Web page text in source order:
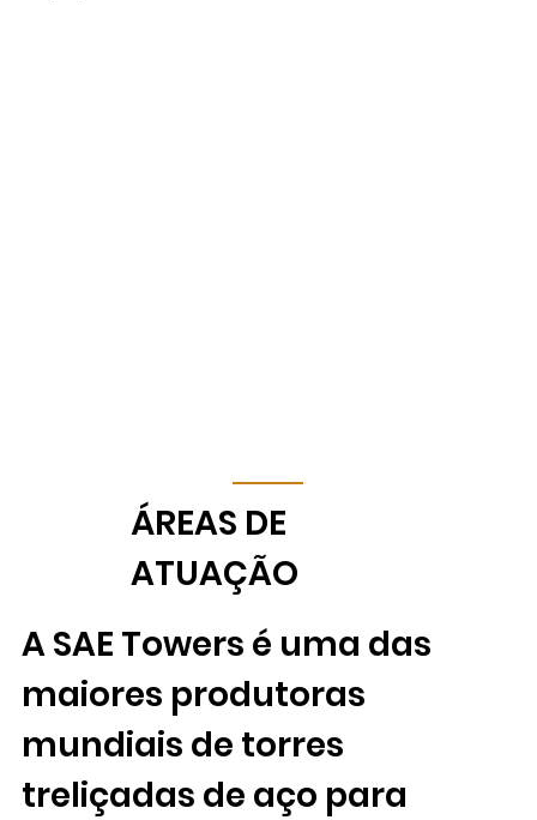
​ÁREAS DE
ATUAÇÃO
A SAE Towers é uma das
maiores produtoras
mundiais de torres
treliçadas de aço para